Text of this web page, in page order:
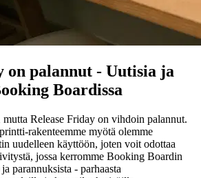
on palannut - Uutisia ja
Boardissa
Release Friday on vihdoin palannut.
rakenteemme myötä olemme
uudelleen käyttöön, joten voit odottaa
jossa kerromme Booking Boardin
parannuksista - parhaasta